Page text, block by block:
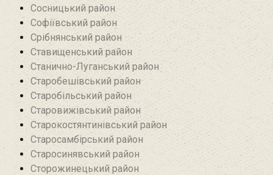
Сосницький район
Софіївський район
Срібнянський район‎
Ставищенський район
Станично-Луганський район‎
Старобешівський район‎
Старобільський район
Старовижівський район
Старокостянтинівський район
Старосамбірський район
Старосинявський район
Сторожинецький район